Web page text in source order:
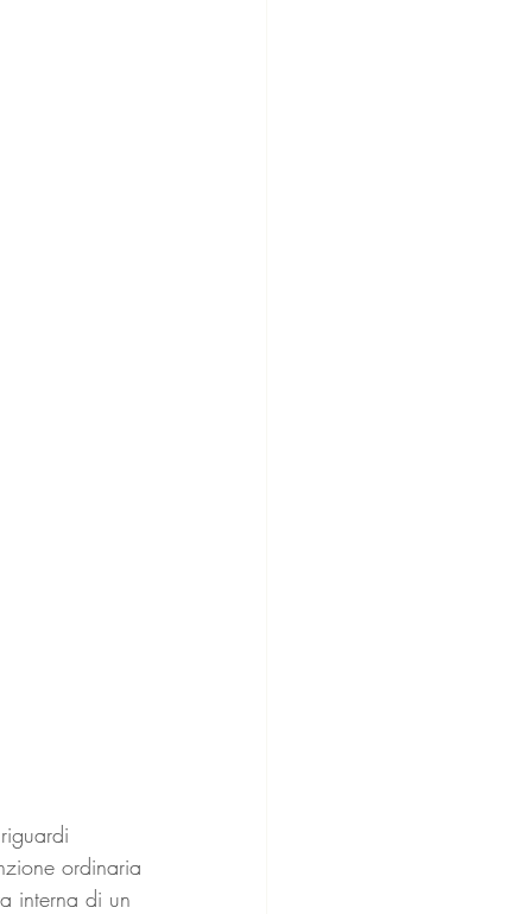
ordinaria
interna di un